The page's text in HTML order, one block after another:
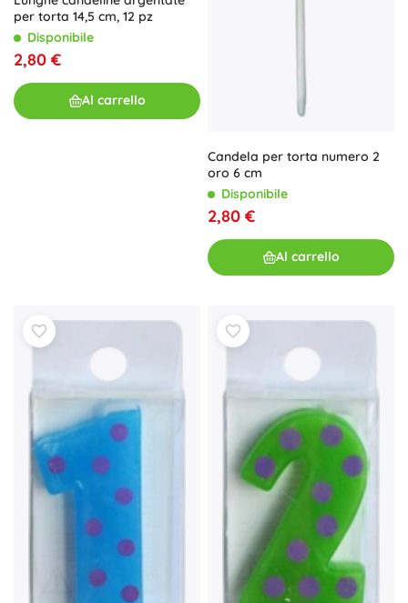
per torta 14,5 cm, 12 pz
Disponibile
2,80 €
Al carrello
Candela per torta numero 2
oro 6 cm
Disponibile
2,80 €
Al carrello